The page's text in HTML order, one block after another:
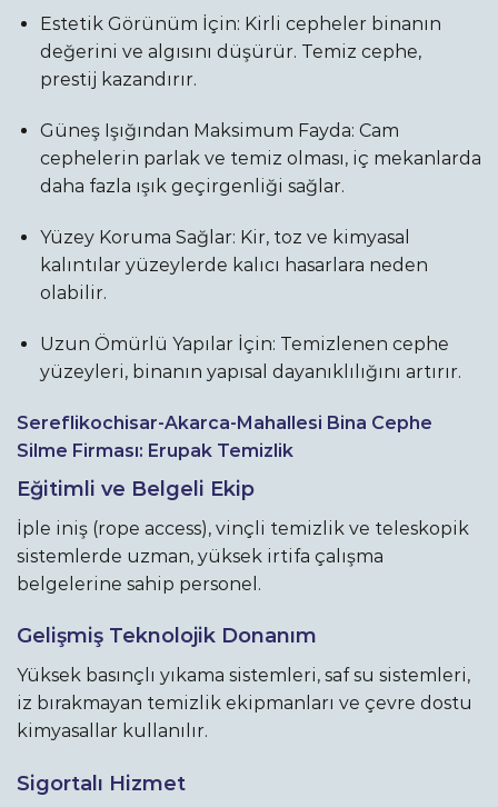
Estetik Görünüm İçin: Kirli cepheler binanın
değerini ve algısını düşürür. Temiz cephe,
prestij kazandırır.
Güneş Işığından Maksimum Fayda: Cam
cephelerin parlak ve temiz olması, iç mekanlarda
daha fazla ışık geçirgenliği sağlar.
Yüzey Koruma Sağlar: Kir, toz ve kimyasal
kalıntılar yüzeylerde kalıcı hasarlara neden
olabilir.
Uzun Ömürlü Yapılar İçin: Temizlenen cephe
yüzeyleri, binanın yapısal dayanıklılığını artırır.
Sereflikochisar-Akarca-Mahallesi Bina Cephe
Silme Firması: Erupak Temizlik
Eğitimli ve Belgeli Ekip
İple iniş (rope access), vinçli temizlik ve teleskopik
sistemlerde uzman, yüksek irtifa çalışma
belgelerine sahip personel.
Gelişmiş Teknolojik Donanım
Yüksek basınçlı yıkama sistemleri, saf su sistemleri,
iz bırakmayan temizlik ekipmanları ve çevre dostu
kimyasallar kullanılır.
Sigortalı Hizmet